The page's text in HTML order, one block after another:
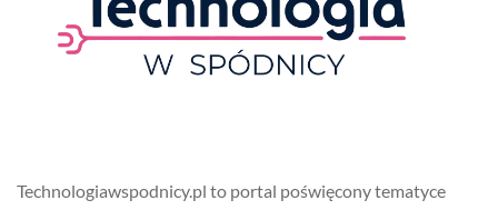
Technologiawspodnicy.pl to portal poświęcony tematyce